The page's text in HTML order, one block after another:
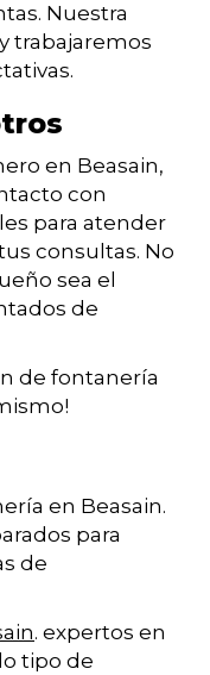
Nuestra
trabajaremos
en Beasain,
con
para atender
consultas. No
sea el
de
de fontanería
en Beasain.
para
de
. expertos en
tipo de